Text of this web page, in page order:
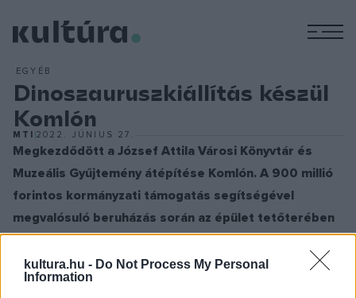
kultura.hu - Do Not Process My Personal
Information
EGYÉB
Dinoszauruszkiállítás készül
Komlón
MTI 2022. JÚNIUS 27.
Megkezdődött a József Attila Városi Könyvtár és
Muzeális Gyűjtemény átépítése Komlón. A 900 millió
forintos kormányzati támogatás segítségével
megvalósuló beruházás során az épület tetőterében
dinoszauruszkiállítás is létrejön.
A munkálatok során teljesen megújulnak az épület terei
1700 négyzetméteren, és a tetőtér beépítésével további